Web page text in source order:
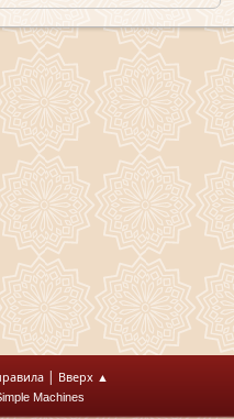
| Вверх ▲
Machines